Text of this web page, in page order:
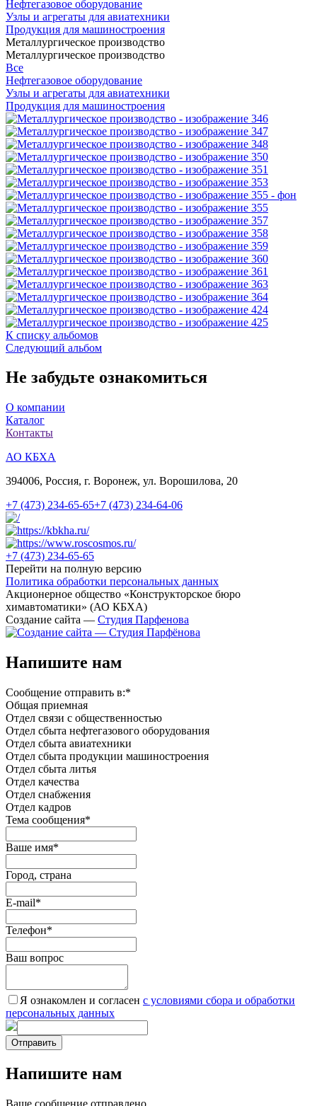
Нефтегазовое оборудование
Узлы и агрегаты для авиатехники
Продукция для машиностроения
Металлургическое производство
Металлургическое производство
Все
Нефтегазовое оборудование
Узлы и агрегаты для авиатехники
Продукция для машиностроения
К списку альбомов
Следующий альбом
Не забудьте ознакомиться
О компании
Каталог
Контакты
АО КБХА
394006, Россия, г. Воронеж, ул. Ворошилова, 20
+7 (473) 234-65-65+7 (473) 234-64-06
+7 (473) 234-65-65
Перейти на полную версию
Политика обработки персональных данных
Акционерное общество «Конструкторское бюро
химавтоматики» (АО КБХА)
Создание сайта — Студия Парфенова
Напишите нам
Сообщение отправить в:*
Общая приемная
Отдел связи с общественностью
Oтдел сбыта нефтегазового оборудования
Отдел сбыта авиатехники
Отдел сбыта продукции машиностроения
Отдел сбыта литья
Отдел качества
Oтдел снабжения
Отдел кадров
Тема сообщения*
Ваше имя*
Город, страна
E-mail*
Телефон*
Ваш вопрос
Я ознакомлен и согласен c условиями сбора и обработки
персональных данных
Отправить
Напишите нам
Ваше сообщение отправлено.